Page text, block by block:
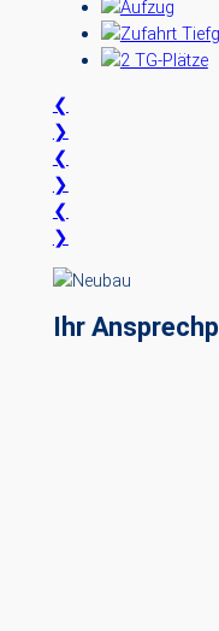
❮
❯
❮
❯
❮
❯
Ihr